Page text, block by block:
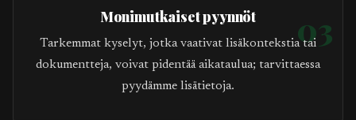
03
Monimutkaiset pyynnöt
Tarkemmat kyselyt, jotka vaativat lisäkontekstia tai
dokumentteja, voivat pidentää aikataulua; tarvittaessa
pyydämme lisätietoja.